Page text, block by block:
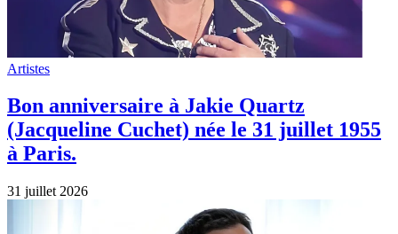
Artistes
Bon anniversaire à Jakie Quartz
(Jacqueline Cuchet) née le 31 juillet 1955
à Paris.
31 juillet 2026